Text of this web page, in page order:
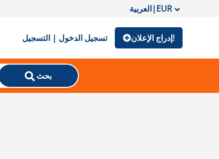
العربية|EUR
تسجيل الدخول | التسجيل إدراج الإعلان!
بحث